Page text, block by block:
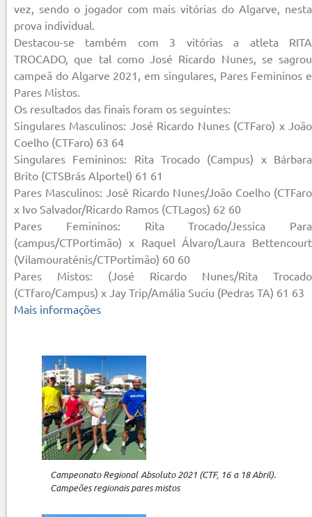
vez, sendo o jogador com mais vitórias do Algarve, nesta
prova individual.
Destacou-se também com 3 vitórias a atleta RITA
TROCADO, que tal como José Ricardo Nunes, se sagrou
campeã do Algarve 2021, em singulares, Pares Femininos e
Pares Mistos.
Os resultados das finais foram os seguintes:
Singulares Masculinos: José Ricardo Nunes (CTFaro) x João
Coelho (CTFaro) 63 64
Singulares Femininos: Rita Trocado (Campus) x Bárbara
Brito (CTSBrás Alportel) 61 61
Pares Masculinos: José Ricardo Nunes/João Coelho (CTFaro
x Ivo Salvador/Ricardo Ramos (CTLagos) 62 60
Pares Femininos: Rita Trocado/Jessica Para
(campus/CTPortimão) x Raquel Álvaro/Laura Bettencourt
(Vilamouraténis/CTPortimão) 60 60
Pares Mistos: (José Ricardo Nunes/Rita Trocado
(CTfaro/Campus) x Jay Trip/Amália Suciu (Pedras TA) 61 63
Mais informações
Campeonato Regional Absoluto 2021 (CTF, 16 a 18 Abril).
Campeões regionais pares mistos